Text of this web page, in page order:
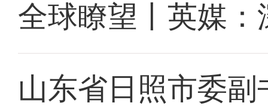
全球瞭望丨英媒
山东省日照市委